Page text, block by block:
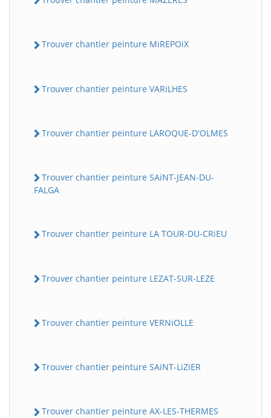
Trouver chantier peinture MiREPOiX
Trouver chantier peinture VARiLHES
Trouver chantier peinture LAROQUE-D'OLMES
Trouver chantier peinture SAiNT-JEAN-DU-
FALGA
Trouver chantier peinture LA TOUR-DU-CRiEU
Trouver chantier peinture LEZAT-SUR-LEZE
Trouver chantier peinture VERNiOLLE
Trouver chantier peinture SAiNT-LiZiER
Trouver chantier peinture AX-LES-THERMES